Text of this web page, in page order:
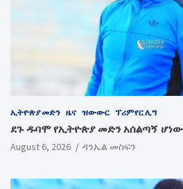
ኢትዮጵያ መድን ዜና ዝውውር ፕሪምየር ሊግ
ደጉ ዱባሞ የኢትዮጵያ መድን አሰልጣኝ
August 6, 2026 ዳንኤል መስፍን